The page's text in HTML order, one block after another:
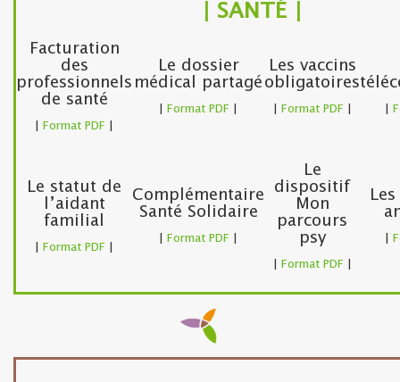
| SANTÉ |
Facturation
des
professionnels
de santé
Format PDF
Le dossier
médical partagé
Format PDF
Les vaccins
obligatoires
Format PDF
Le statut de
l’aidant
familial
Format PDF
Complémentaire
Santé Solidaire
Format PDF
Le
dispositif
Mon
parcours
psy
Format PDF